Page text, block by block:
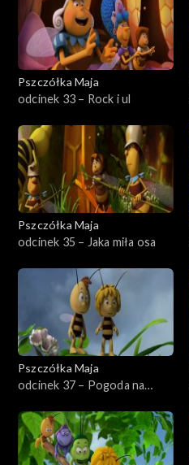
Pszczółka Maja
odcinek 33 – Rock i ul
Pszczółka Maja
odcinek 35 – Jaka miła osa
Pszczółka Maja
odcinek 37 – Pogoda na